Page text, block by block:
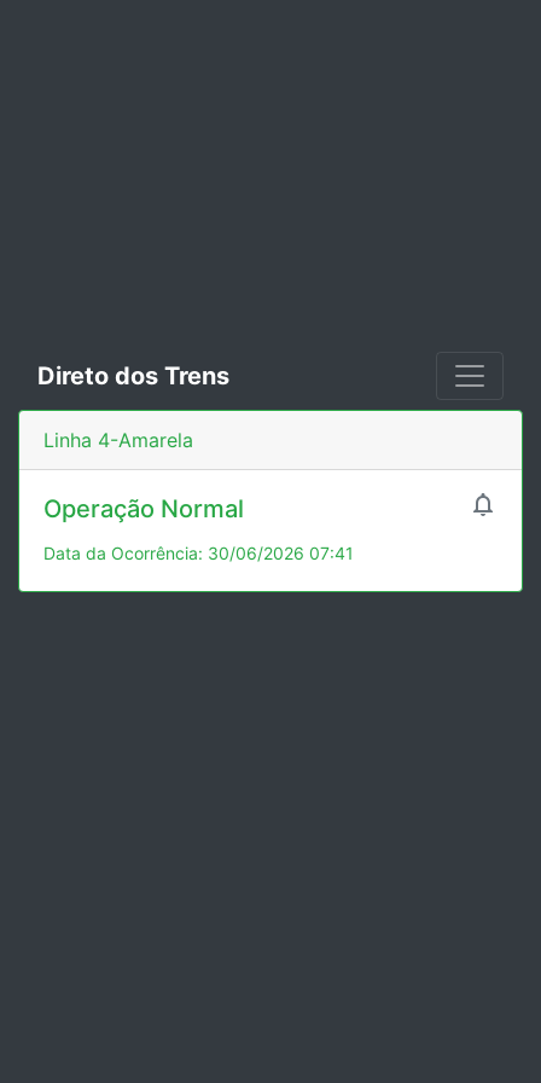
Direto dos Trens
Linha 4-Amarela

Operação Normal
Data da Ocorrência: 30/06/2026 07:41